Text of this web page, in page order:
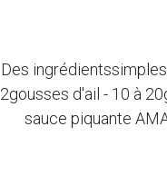
Des
2gousses d'ail - 10 à
sauce piquante